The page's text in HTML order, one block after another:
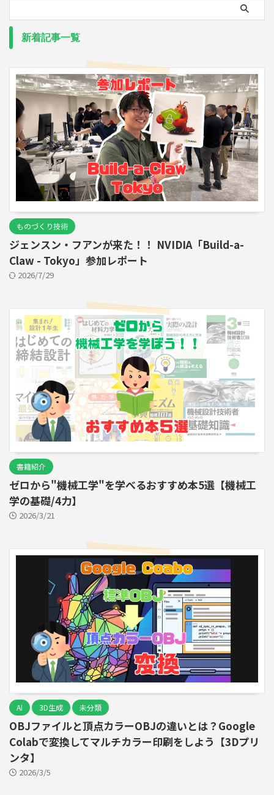
新着記事一覧
ものづくり技術
ジェンスン・フアンが来た！！ NVIDIA「Build-a-
Claw - Tokyo」参加レポート
2026/7/29
書籍紹介
ゼロから"機械工学"を学べるおすすめ本5選【機械工
学の基礎/4力】
2026/3/21
AI 3D生成 未分類
OBJファイルと頂点カラーOBJの違いとは？Google
Colabで変換してマルチカラー印刷をしよう【3Dプリ
ンタ】
2026/3/5